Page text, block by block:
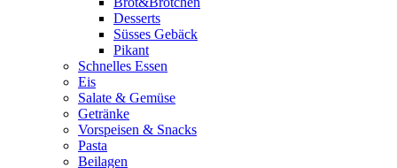
Desserts
Süsses Gebäck
Pikant
Schnelles Essen
Eis
Salate & Gemüse
Getränke
Vorspeisen & Snacks
Pasta
Beilagen